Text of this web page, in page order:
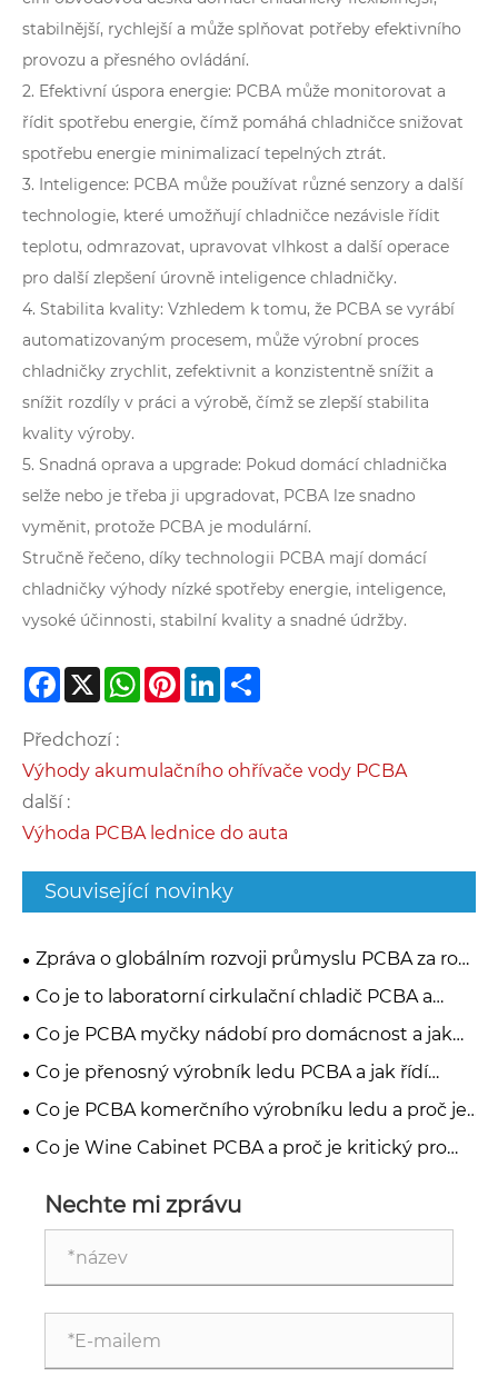
stabilnější, rychlejší a může splňovat potřeby efektivního
provozu a přesného ovládání.
2. Efektivní úspora energie: PCBA může monitorovat a
řídit spotřebu energie, čímž pomáhá chladničce snižovat
spotřebu energie minimalizací tepelných ztrát.
3. Inteligence: PCBA může používat různé senzory a další
technologie, které umožňují chladničce nezávisle řídit
teplotu, odmrazovat, upravovat vlhkost a další operace
pro další zlepšení úrovně inteligence chladničky.
4. Stabilita kvality: Vzhledem k tomu, že PCBA se vyrábí
automatizovaným procesem, může výrobní proces
chladničky zrychlit, zefektivnit a konzistentně snížit a
snížit rozdíly v práci a výrobě, čímž se zlepší stabilita
kvality výroby.
5. Snadná oprava a upgrade: Pokud domácí chladnička
selže nebo je třeba ji upgradovat, PCBA lze snadno
vyměnit, protože PCBA je modulární.
Stručně řečeno, díky technologii PCBA mají domácí
chladničky výhody nízké spotřeby energie, inteligence,
vysoké účinnosti, stabilní kvality a snadné údržby.
Facebook
X WhatsApp
PinterestLinkedIn
Předchozí :
Výhody akumulačního ohřívače vody PCBA
další :
Výhoda PCBA lednice do auta
Související novinky
Zpráva o globálním rozvoji průmyslu PCBA za rok
2026: Výrobní zkušenosti, inženýrská odbornost a
spolehlivost dodavatelského řetězce
Co je to laboratorní cirkulační chladič PCBA a
proč je důležité pro přesné řízení teploty
Co je PCBA myčky nádobí pro domácnost a jak
ovládá moderní myčky nádobí
Co je přenosný výrobník ledu PCBA a jak řídí
výrobu ledu
Co je PCBA komerčního výrobníku ledu a proč je
rozhodující pro výkon stroje na výrobu ledu
Co je Wine Cabinet PCBA a proč je kritický pro
Nechte mi zprávu